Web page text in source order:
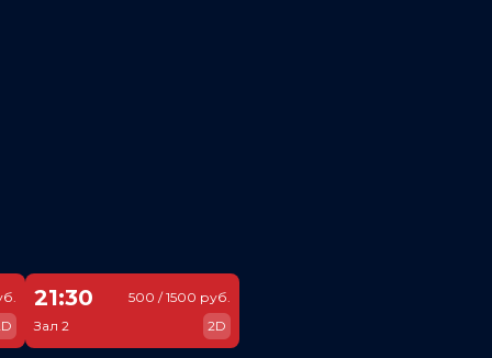
21:30
Зал 2
500 / 1500 руб.
2D